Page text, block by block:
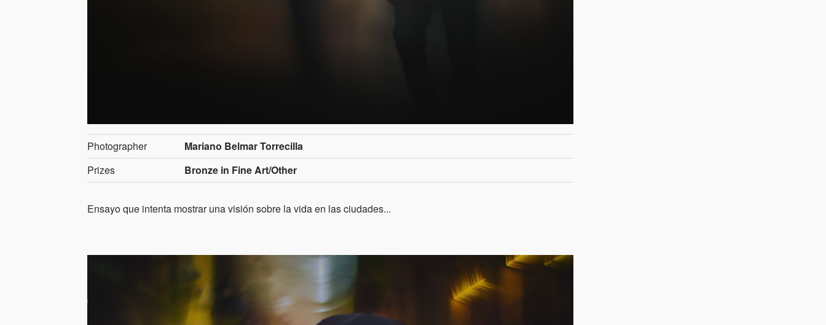
Photographer
Mariano Belmar Torrecilla
Prizes
Bronze in Fine Art/Other
Ensayo que intenta mostrar una visión sobre la vida en las ciudades...